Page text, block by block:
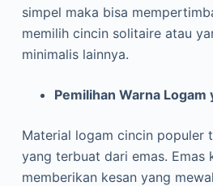
simpel maka bisa
memilih cincin solitaire atau
minimalis lainnya.
Pemilihan Warna Logam
Material logam cincin populer
yang terbuat dari emas. Emas
memberikan kesan yang